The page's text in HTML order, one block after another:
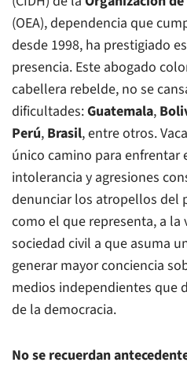
(OEA), dependencia que
desde 1998, ha prestigiado
presencia. Este abogado
cabellera rebelde, no se
dificultades:Guatemala,
Perú, Brasil, entre otros.
único camino para enfrentar
intolerancia y agresiones
denunciar los atropellos del
como el que representa, a la
sociedad civil a que asuma
generar mayor conciencia
medios independientes que
de la democracia.
No se recuerdan